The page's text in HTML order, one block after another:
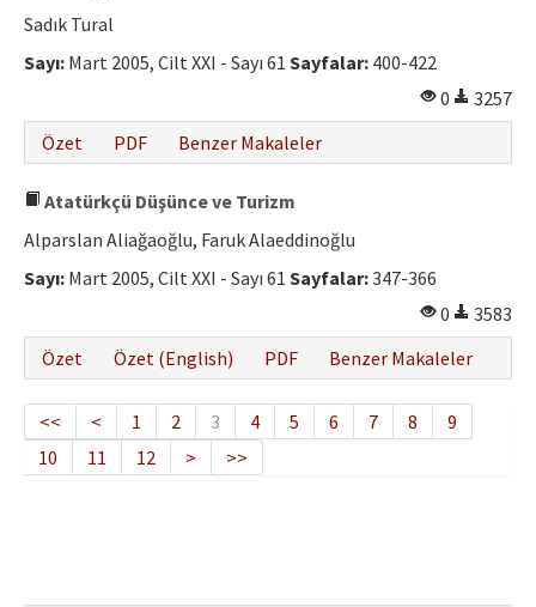
Sadık Tural
Sayı: Mart 2005, Cilt XXI - Sayı 61 Sayfalar: 400-422
0
3257
Özet
PDF Benzer Makaleler
Atatürkçü Düşünce ve Turizm
Alparslan Aliağaoğlu, Faruk Alaeddinoğlu
Sayı: Mart 2005, Cilt XXI - Sayı 61 Sayfalar:347-366
0
3583
Özet
Özet (English) PDF Benzer Makaleler
<< < 1 2 3 4 5 6 7 8
9
10
11 12 > >>